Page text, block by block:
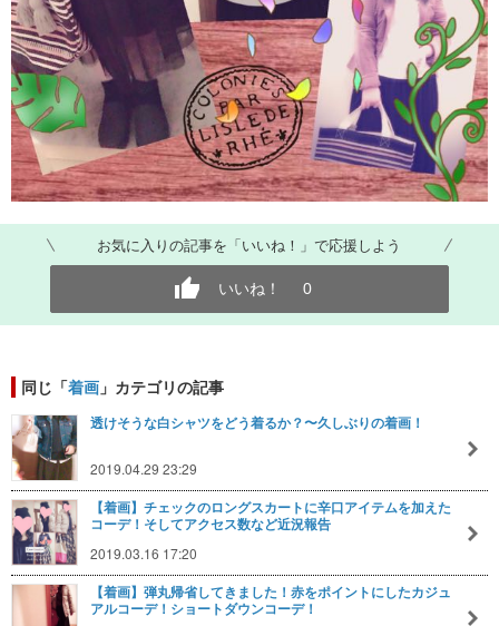
お気に入りの記事を「いいね！」で応援しよう
いいね！ 0
同じ「着画 」カテゴリの記事
透けそうな白シャツをどう着るか？〜久しぶりの着画！
2019.04.29 23:29
【着画】チェックのロングスカートに辛口アイテムを加えた
コーデ！そしてアクセス数など近況報告
2019.03.16 17:20
【着画】弾丸帰省してきました！赤をポイントにしたカジュ
アルコーデ！ショートダウンコーデ！